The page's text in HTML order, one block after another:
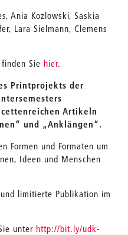
Ania Kozlowski, Saskia
Lara Sielmann, Clemens
Sie hier.
Printprojekts der
Artikeln
und „Anklängen“.
Formen und Formaten um
Ideen und Menschen
limitierte Publikation im
unter http://bit.ly/udk-